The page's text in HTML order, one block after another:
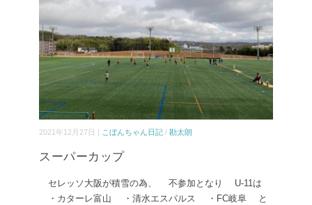
2021年12月27日 | こぼんちゃん日記 / 勘太朗
スーパーカップ
セレッソ大阪が積雪の為、 不参加となり U-11は
・カターレ富山 ・清水エスパルス ・FC岐阜 と